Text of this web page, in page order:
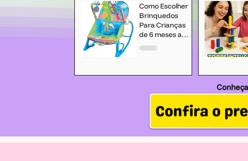
Como Escolher
Brinquedos
Para Crianças
de 6 meses a 2
anos?